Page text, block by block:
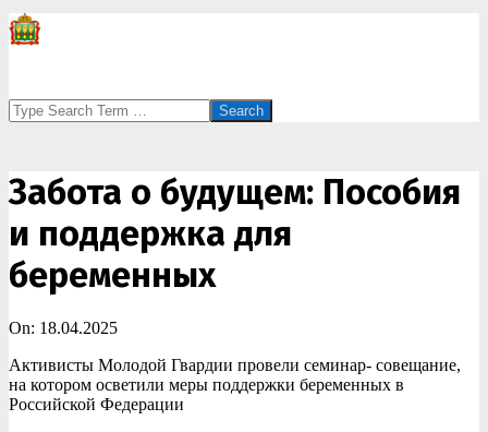
Search
Забота о будущем: Пособия
и поддержка для
беременных
On: 18.04.2025
Активисты Молодой Гвардии провели семинар- совещание,
на котором осветили меры поддержки беременных в
Российской Федерации